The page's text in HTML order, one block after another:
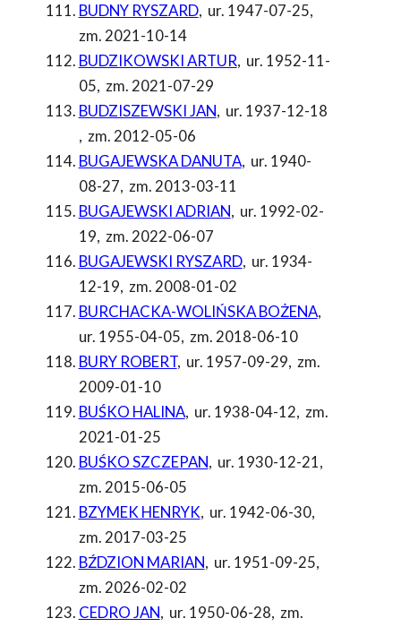
BUDNY RYSZARD, ur. 1947-07-25,
zm. 2021-10-14
BUDZIKOWSKI ARTUR, ur. 1952-11-
05, zm. 2021-07-29
BUDZISZEWSKI JAN, ur. 1937-12-18
, zm. 2012-05-06
BUGAJEWSKA DANUTA, ur. 1940-
08-27, zm. 2013-03-11
BUGAJEWSKI ADRIAN, ur. 1992-02-
19, zm. 2022-06-07
BUGAJEWSKI RYSZARD, ur. 1934-
12-19, zm. 2008-01-02
BURCHACKA-WOLIŃSKA BOŻENA,
ur. 1955-04-05, zm. 2018-06-10
BURY ROBERT, ur. 1957-09-29, zm.
2009-01-10
BUŚKO HALINA, ur. 1938-04-12, zm.
2021-01-25
BUŚKO SZCZEPAN, ur. 1930-12-21,
zm. 2015-06-05
BZYMEK HENRYK, ur. 1942-06-30,
zm. 2017-03-25
BŹDZION MARIAN, ur. 1951-09-25,
zm. 2026-02-02
CEDRO JAN, ur. 1950-06-28, zm.